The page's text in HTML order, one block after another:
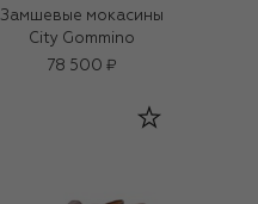
Замшевые мокасины
City Gommino
78 500 ₽